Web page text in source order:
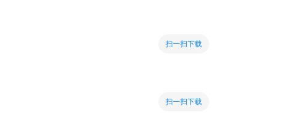
扫一扫下载
扫一扫下载